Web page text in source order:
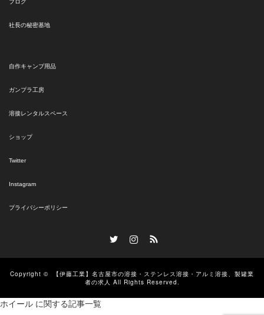
社長の秘密基地
自作キャンプ用品
ガンプラ工房
溶接レンタルスペース
ショップ
Twitter
Instagram
プライバシーポリシー
Copyright ©
【伊藤工業】名古屋市の溶接・ステンレス溶接・アルミ溶接、製罐業
者の求人 All Rights Reserved.
ホイール に関する記事一覧